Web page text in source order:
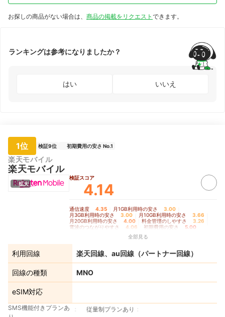
お探しの商品がない場合は、 商品の掲載をリクエスト できます。
ランキングは参考になりましたか？
はい いいえ
1位 検証9位 初期費用の安さ No.1
楽天モバイル
楽天モバイル
拡大
検証スコア
4.14
通信速度 4.35 月1GB利用時の安さ 3.00
月3GB利用時の安さ 3.00 月10GB利用時の安さ 3.66
月20GB利用時の安さ 4.00 料金管理のしやすさ 3.26
電波のつながりやすさ 4.06 初期費用の安さ
5.00
全部見る
利用回線 楽天回線、au回線（パートナー回線）
回線の種類 MNO
eSIM対応
SMS機能付きプランあ
従量制プランあり